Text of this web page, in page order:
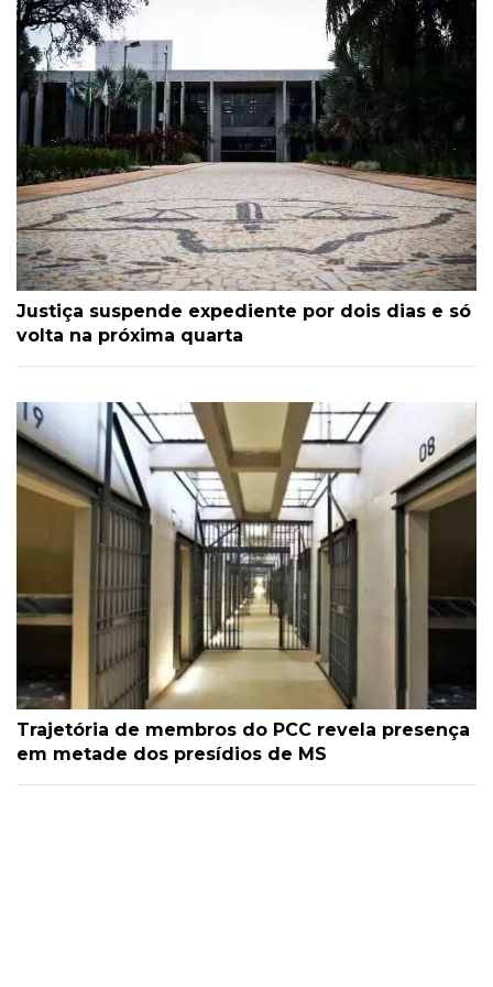
Justiça suspende expediente por dois dias e só
volta na próxima quarta
Trajetória de membros do PCC revela presença
em metade dos presídios de MS